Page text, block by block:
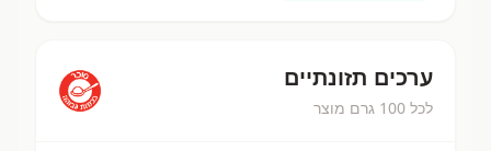
ערכים תזונתיים
לכל 100 גרם מוצר